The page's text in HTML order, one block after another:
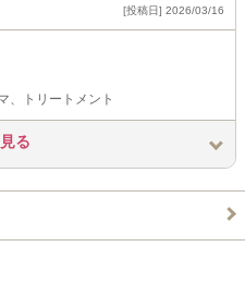
[投稿日] 2026/03/16
、トリートメント
る